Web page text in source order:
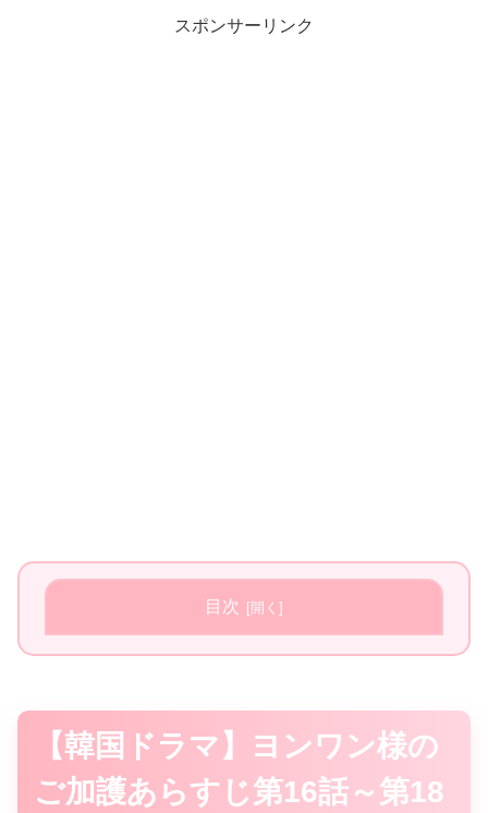
スポンサーリンク
目次
【韓国ドラマ】ヨンワン様の
ご加護あらすじ第16話～第18